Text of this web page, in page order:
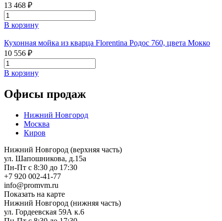
13 468 ₽
В корзину
Кухонная мойка из кварца Florentina Родос 760, цвета Мокко
10 556 ₽
В корзину
Офисы продаж
Нижний Новгород
Москва
Киров
Нижний Новгород (верхняя часть)
ул. Шапошникова, д.15а
Пн-Пт с 8:30 до 17:30
+7 920 002-41-77
info@promvm.ru
Показать на карте
Нижний Новгород (нижняя часть)
ул. Гордеевская 59А к.6